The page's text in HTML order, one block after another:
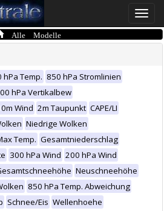
Toggle
Alle Modelle
hPa Temp. 850 hPa Stromlinien
hPa Vertikalbew
Wind 2m Taupunkt CAPE/LI
Niedrige Wolken
Temp. Gesamtniederschlag
300 hPa Wind 200 hPa Wind
Neuschneehöhe
850 hPa Temp. Abweichung
Schnee/Eis Wellenhoehe